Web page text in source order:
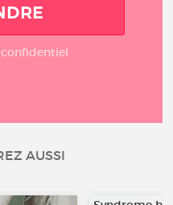
AUSSI